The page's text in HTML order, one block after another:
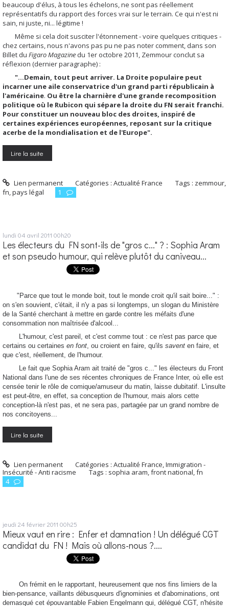
beaucoup d'élus, à tous les échelons, ne sont pas réellement
représentatifs du rapport des forces vrai sur le terrain. Ce qui n'est ni
sain, ni juste, ni... légitime !
Même si cela doit susciter l'étonnement - voire quelques critiques -
chez certains, nous n'avons pas pu ne pas noter comment, dans son
Billet du Figaro Magazine du 1er octobre 2011, Zemmour conclut sa
réflexion (dernier paragraphe) :
"...Demain, tout peut arriver. La Droite populaire peut
incarner une aile conservatrice d'un grand parti républicain à
l'américaine. Ou être la charnière d'une grande recomposition
politique où le Rubicon qui sépare la droite du FN serait franchi.
Pour constituer un nouveau bloc des droites, inspiré de
certaines expériences européennes, reposant sur la critique
acerbe de la mondialisation et de l'Europe".
Lire la suite
Lien permanent Catégories :Actualité France Tags : zemmour,
fn,pays légal 1
lundi 04 avril 2011 00h20
Les électeurs du FN sont-ils de "gros c..." ? : Sophia Aram
et son pseudo humour, qui relève plutôt du caniveau...
"Parce que tout le monde boit, tout le monde croit qu'il sait boire..." :
on s'en souvient, c'était, il n'y a pas si longtemps, un slogan du Ministère
de la Santé cherchant à mettre en garde contre les méfaits d'une
consommation non maîtrisée d'alcool...
L'humour, c'est pareil, et c'est comme tout : ce n'est pas parce que
certains ou certaines en font , ou croient en faire, qu'ils savent en faire, et
que c'est, réellement, de l'humour.
Le fait que Sophia Aram ait traité de "gros c..." les électeurs du Front
National dans l'une de ses récentes chroniques de France Inter, où elle est
censée tenir le rôle de comique/amuseur du matin, laisse dubitatif. L'insulte
est peut-être, en effet, sa conception de l'humour, mais alors cette
conception-là n'est pas, et ne sera pas, partagée par un grand nombre de
nos concitoyens...
Lire la suite
Lien permanent Catégories :Actualité France,Immigration -
Insécurité - Anti racisme
Tags : sophia aram,front national,fn
4
jeudi 24 février 2011 00h25
Mieux vaut en rire : Enfer et damnation ! Un délégué CGT
candidat du FN ! Mais où allons-nous ?....
On frémit en le rapportant, heureusement que nos fins limiers de la
bien-pensance, vaillants débusqueurs d'ignominies et d'abominations, ont
demasqué cet épouvantable Fabien Engelmann qui, délégué CGT, n'hésite